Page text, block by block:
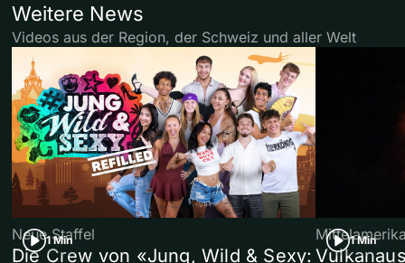
Weitere News
Videos aus der Region, der Schweiz und aller Welt
1 Min
Neue Staffel
Die Crew von «Jung, Wild & Sexy:
1 Min